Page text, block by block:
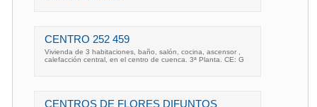
CENTRO 252 459
Vivienda de 3 habitaciones, baño, salón, cocina, ascensor ,
calefacción central, en el centro de cuenca. 3ª Planta. CE: G
CENTROS DE FLORES DIFUNTOS